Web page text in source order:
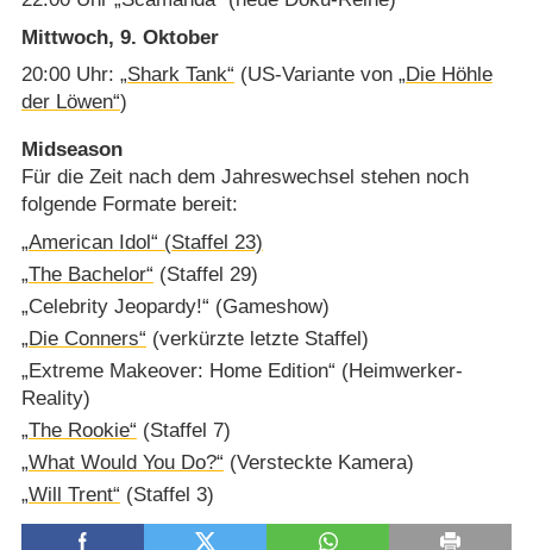
Mittwoch, 9. Oktober
20:00 Uhr: „Shark Tank“ (US-Variante von „Die Höhle
der Löwen“)
Midseason
Für die Zeit nach dem Jahreswechsel stehen noch
folgende Formate bereit:
„American Idol“ (Staffel 23)
„The Bachelor“ (Staffel 29)
„Celebrity Jeopardy!“ (Gameshow)
„Die Conners“ (verkürzte letzte Staffel)
„Extreme Makeover: Home Edition“ (Heimwerker-
Reality)
„The Rookie“ (Staffel 7)
„What Would You Do?“ (Versteckte Kamera)
„Will Trent“ (Staffel 3)